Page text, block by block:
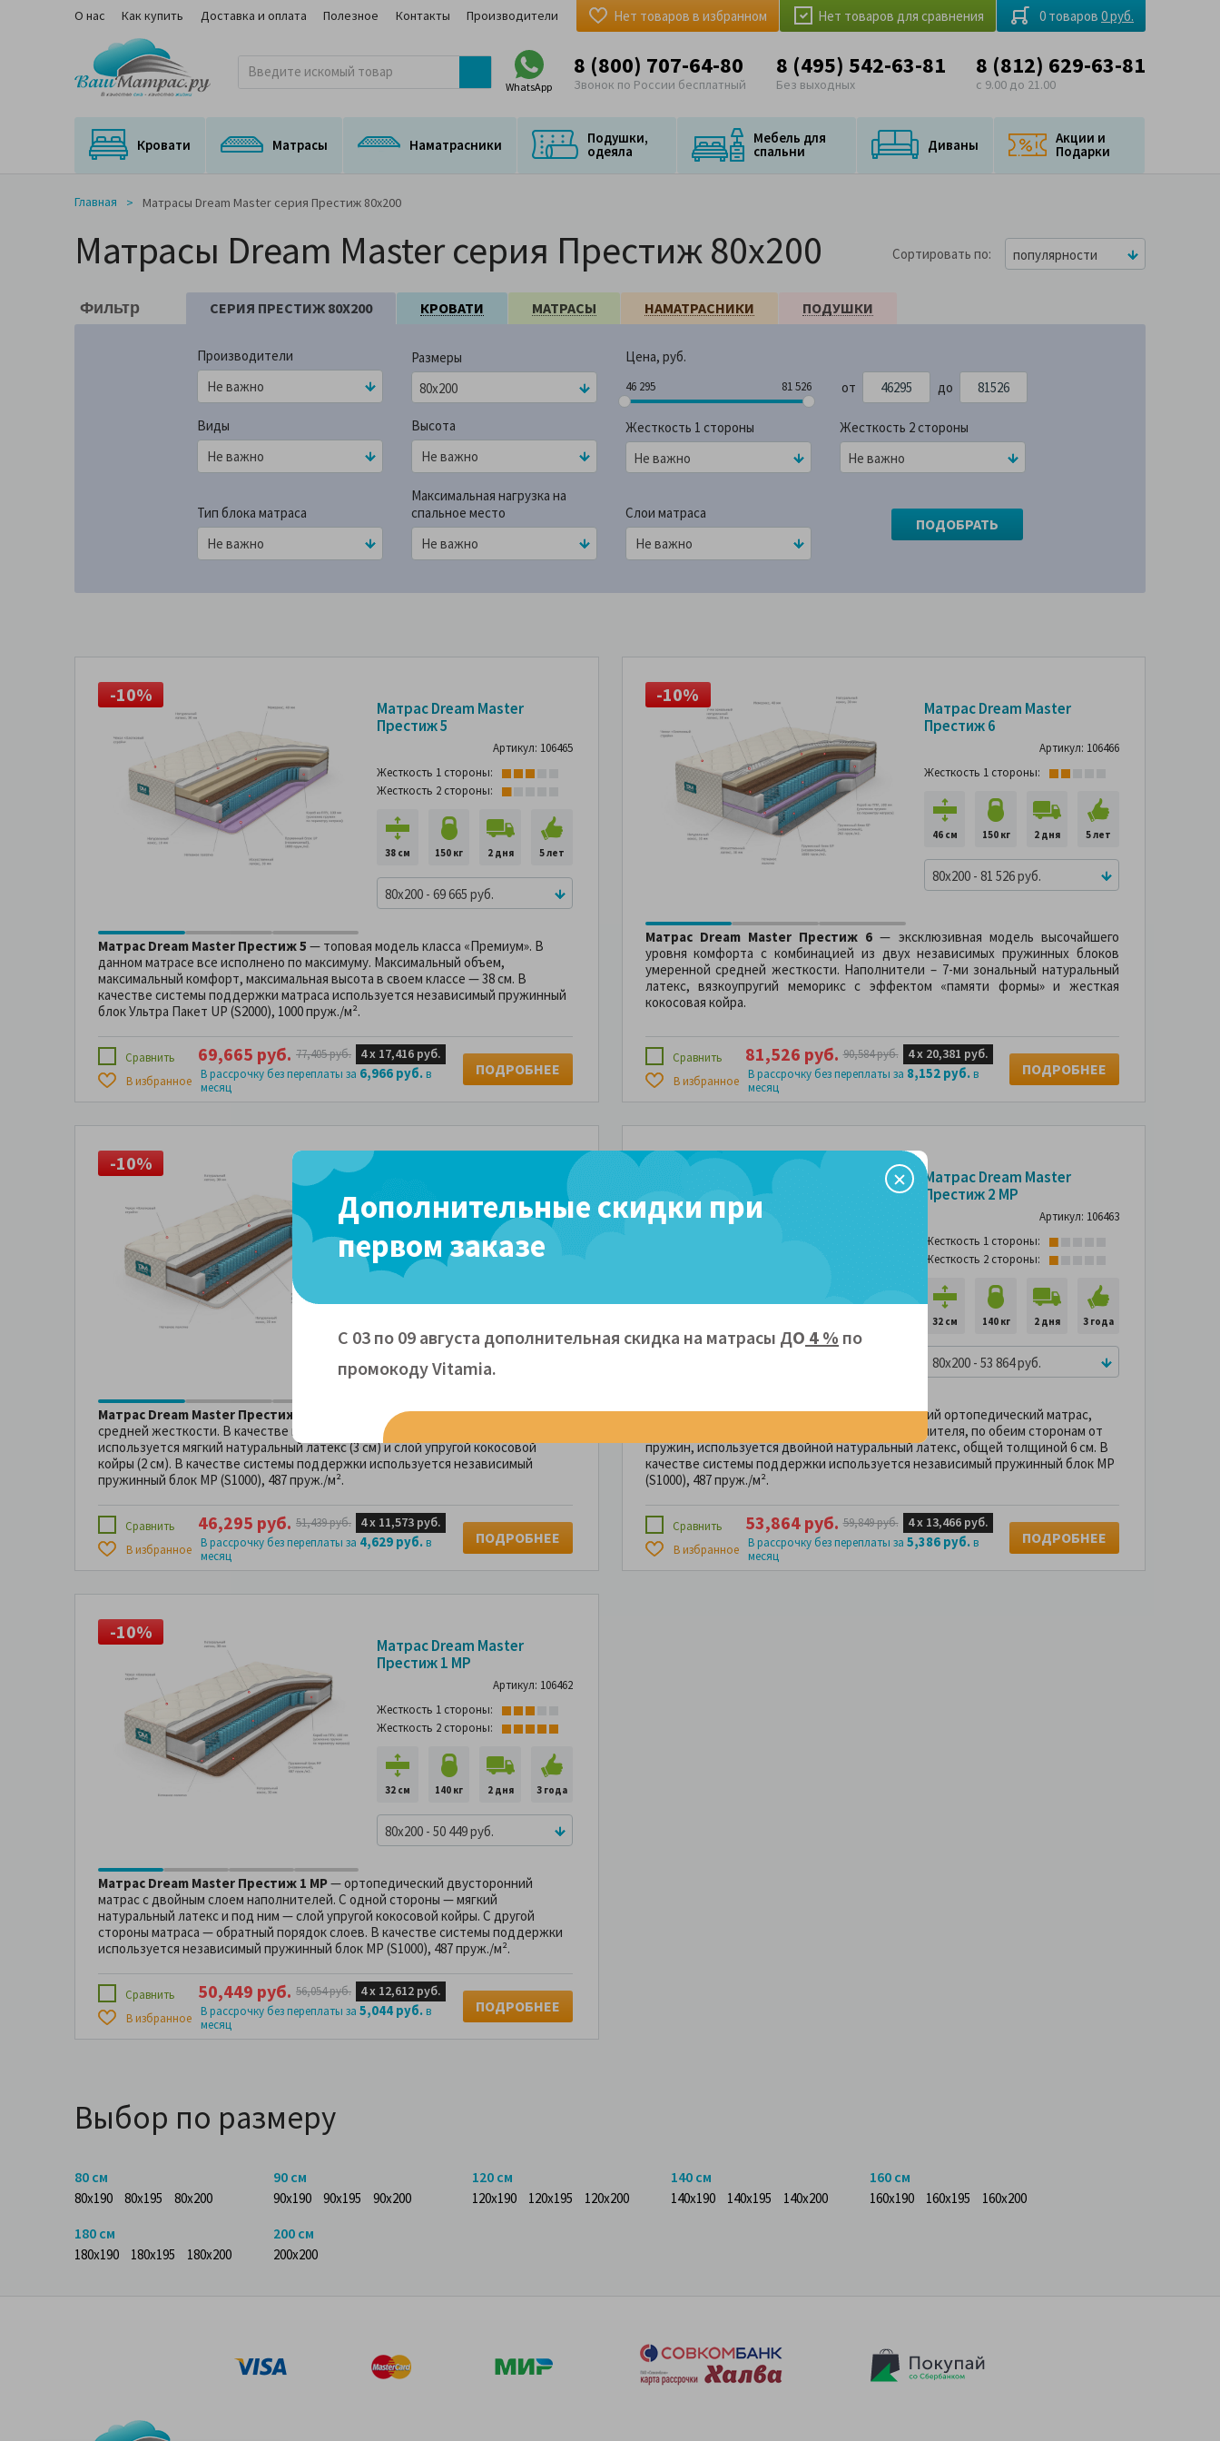
О нас Как купить Доставка и оплата Полезное Контакты Производители Нет товаров для сравнения
Нет товаров в избранном 0 товаров 0 руб.
WhatsApp
8 (800) 707-64-80
Звонок по России бесплатный
8 (495) 542-63-81
Без выходных
8 (812) 629-63-81
с 9.00 до 21.00
Кровати Матрасы Наматрасники Подушки,
одеяла
Мебель для
спальни Диваны Акции и
Подарки
Главная Матрасы Dream Master серия Престиж 80x200
Матрасы Dream Master серия Престиж 80x200 Сортировать по популярности
Фильтр СЕРИЯ ПРЕСТИЖ 80X200 КРОВАТИ МАТРАСЫ НАМАТРАСНИКИ ПОДУШКИ
Производители
Размеры
80x200
Цена, руб.
46 295 81 526
46 295 81 526 от до
Виды Высота
Жесткость 1 стороны
Не важно
Жесткость 2 стороны
Не важно
Тип блока матраса
Максимальная нагрузка на
спальное место
Слои матраса
-10% -10%
Матрас Dream Master
Престиж 5
Артикул: 106465
Жесткость 1 стороны:
Жесткость 2 стороны:
38 см 150 кг 2 дня 5 лет
80x200 - 69 665 руб.
Матрас Dream Master Престиж 5 — топовая модель класса «Премиум». В
данном матрасе все исполнено по максимуму. Максимальный объем,
максимальный комфорт, максимальная высота в своем классе — 38 см. В
качестве системы поддержки матраса используется независимый пружинный
блок Ультра Пакет UP (S2000), 1000 пруж./м².
Сравнить
В избранное
69,665 руб. 77,405 руб. 4 х 17,416 руб.
В рассрочку без переплаты за 6,966 руб.в
месяц
ПОДРОБНЕЕ
-10%
Матрас Dream Master
Престиж 6
Артикул: 106466
Жесткость 1 стороны:
46 см 150 кг 2 дня 5 лет
80x200 - 81 526 руб.
Матрас Dream Master Престиж 6 — эксклюзивная модель высочайшего
уровня комфорта с комбинацией из двух независимых пружинных блоков
умеренной средней жесткости. Наполнители – 7-ми зональный натуральный
латекс, вязкоупругий меморикс с эффектом «памяти формы» и жесткая
кокосовая койра.
Сравнить
В избранное
81,526 руб. 90,584 руб. 4 х 20,381 руб.
В рассрочку без переплаты за 8,152 руб.в
месяц
ПОДРОБНЕЕ
-10% -10%
Артикул: 106464
Жесткость 1 стороны:
Жесткость 2 стороны:
80x200 - 46 295 руб.
Матрас Dream Master Престиж 3 MP
— пружинный ортопедический матрас
средней жесткости. В качестве наполнителей для каждой из сторон
используется мягкий натуральный латекс (3 см) и слой упругой кокосовой
койры (2 см). В качестве системы поддержки используется независимый
пружинный блок MP (S1000), 487 пруж./м².
Сравнить
В избранное
46,295 руб. 51,439 руб. 4 х 11,573 руб.
В рассрочку без переплаты за 4,629 руб.в
месяц
ПОДРОБНЕЕ
-10%
Матрас Dream Master
Престиж 2 MP
Артикул: 106463
Жесткость 1 стороны:
Жесткость 2 стороны:
32 см 140 кг 2 дня 3 года
80x200 - 53 864 руб.
Матрас Dream Master Престиж 2 MP— высокий ортопедический матрас,
очень мягкий и комфортный. В качестве наполнителя, по обеим сторонам от
пружин, используется двойной натуральный латекс, общей толщиной 6 см. В
качестве системы поддержки используется независимый пружинный блок MP
(S1000), 487 пруж./м².
Сравнить
В избранное
53,864 руб. 59,849 руб. 4 х 13,466 руб.
В рассрочку без переплаты за 5,386 руб.в
месяц
ПОДРОБНЕЕ
-10%
Матрас Dream Master
Престиж 1 MP
Артикул: 106462
Жесткость 1 стороны:
Жесткость 2 стороны:
32 см 140 кг 2 дня 3 года
80x200 - 50 449 руб.
Матрас Dream Master Престиж 1 MP— ортопедический двусторонний
матрас с двойным слоем наполнителей. С одной стороны — мягкий
натуральный латекс и под ним — слой упругой кокосовой койры. С другой
стороны матраса — обратный порядок слоев. В качестве системы поддержки
используется независимый пружинный блок MP (S1000), 487 пруж./м².
Сравнить
В избранное
50,449 руб. 56,054 руб. 4 х 12,612 руб.
В рассрочку без переплаты за 5,044 руб.в
месяц
ПОДРОБНЕЕ
Выбор по размеру
80 см
80x190 80x195 80x200
90 см
90x190 90x195 90x200
120 см
120x190 120x195 120x200
140 см
140x190 140x195 140x200
160 см
160x190 160x195 160x200
180 см
180x190 180x195 180x200
200 см
200x200
Дополнительные скидки при
первом заказе
С 03 по 09 августа дополнительная скидка на матрасы ДО 4 % по
промокоду Vitamiа.